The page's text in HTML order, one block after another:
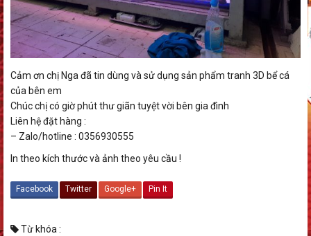
Cảm ơn chị Nga đã tin dùng và sử dụng sản phẩm tranh 3D bể cá
của bên em
Chúc chị có giờ phút thư giãn tuyệt vời bên gia đình
Liên hệ đặt hàng :
– Zalo/hotline : 0356930555
In theo kích thước và ảnh theo yêu cầu !
Facebook Twitter Google+ Pin It
Từ khóa :